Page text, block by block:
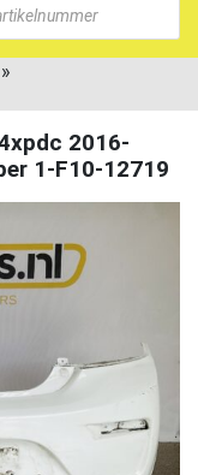
»
2016-
1-F10-12719